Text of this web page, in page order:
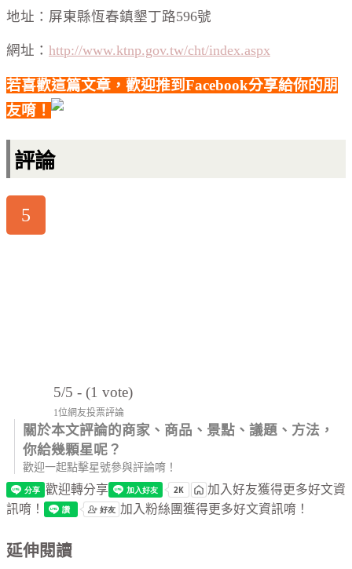
地址：屏東縣恆春鎮墾丁路596號
網址： http://www.ktnp.gov.tw/cht/index.aspx
若喜歡這篇文章，歡迎推到Facebook分享給你的朋
友唷！
評論
5
5/5 - (1 vote)
1位網友投票評論
關於本文評論的商家、商品、景點、議題、方法，
你給幾顆星呢？
歡迎一起點擊星號參與評論唷！
歡迎轉分享
加入好友獲得更多好文資
訊唷！
加入粉絲團獲得更多好文資訊唷！
延伸閱讀